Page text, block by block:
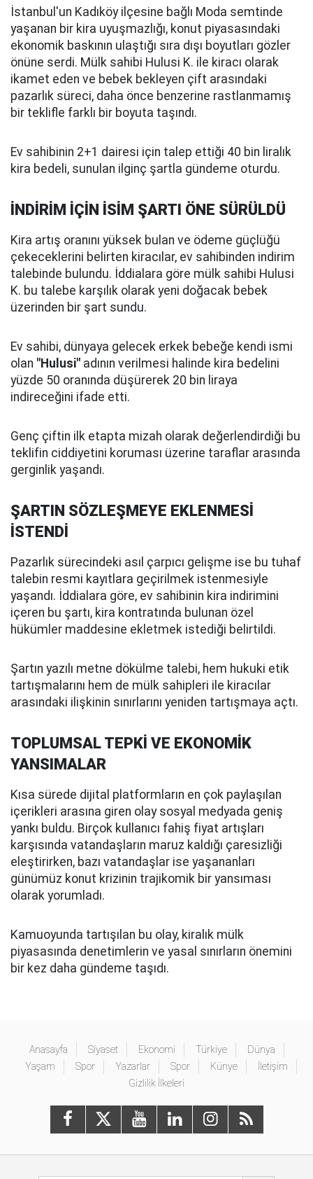
İstanbul'un Kadıköy ilçesine bağlı Moda semtinde
yaşanan bir kira uyuşmazlığı, konut piyasasındaki
ekonomik baskının ulaştığı sıra dışı boyutları gözler
önüne serdi. Mülk sahibi Hulusi K. ile kiracı olarak
ikamet eden ve bebek bekleyen çift arasındaki
pazarlık süreci, daha önce benzerine rastlanmamış
bir teklifle farklı bir boyuta taşındı.
Ev sahibinin 2+1 dairesi için talep ettiği 40 bin liralık
kira bedeli, sunulan ilginç şartla gündeme oturdu.
İNDİRİM İÇİN İSİM ŞARTI ÖNE SÜRÜLDÜ
Kira artış oranını yüksek bulan ve ödeme güçlüğü
çekeceklerini belirten kiracılar, ev sahibinden indirim
talebinde bulundu. İddialara göre mülk sahibi Hulusi
K. bu talebe karşılık olarak yeni doğacak bebek
üzerinden bir şart sundu.
Ev sahibi, dünyaya gelecek erkek bebeğe kendi ismi
olan "Hulusi" adının verilmesi halinde kira bedelini
yüzde 50 oranında düşürerek 20 bin liraya
indireceğini ifade etti.
Genç çiftin ilk etapta mizah olarak değerlendirdiği bu
teklifin ciddiyetini koruması üzerine taraflar arasında
gerginlik yaşandı.
ŞARTIN SÖZLEŞMEYE EKLENMESİ
İSTENDİ
Pazarlık sürecindeki asıl çarpıcı gelişme ise bu tuhaf
talebin resmi kayıtlara geçirilmek istenmesiyle
yaşandı. İddialara göre, ev sahibinin kira indirimini
içeren bu şartı, kira kontratında bulunan özel
hükümler maddesine ekletmek istediği belirtildi.
Şartın yazılı metne dökülme talebi, hem hukuki etik
tartışmalarını hem de mülk sahipleri ile kiracılar
arasındaki ilişkinin sınırlarını yeniden tartışmaya açtı.
TOPLUMSAL TEPKİ VE EKONOMİK
YANSIMALAR
Kısa sürede dijital platformların en çok paylaşılan
içerikleri arasına giren olay sosyal medyada geniş
yankı buldu. Birçok kullanıcı fahiş fiyat artışları
karşısında vatandaşların maruz kaldığı çaresizliği
eleştirirken, bazı vatandaşlar ise yaşananları
günümüz konut krizinin trajikomik bir yansıması
olarak yorumladı.
Kamuoyunda tartışılan bu olay, kiralık mülk
piyasasında denetimlerin ve yasal sınırların önemini
bir kez daha gündeme taşıdı.
Anasayfa Siyaset Ekonomi Türkiye
Dünya
Yaşam
Spor Yazarlar Spor Künye
İletişim
Gizlilik İlkeleri